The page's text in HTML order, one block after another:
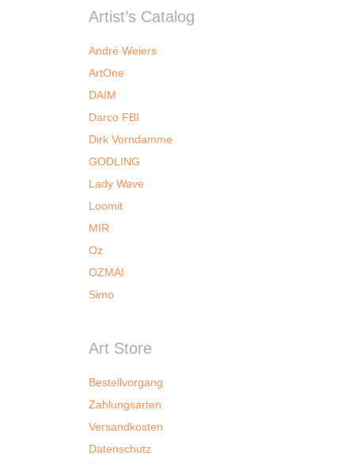
Artist’s Catalog
André Weiers
ArtOne
DAIM
Darco FBI
Dirk Vorndamme
GODLING
Lady Wave
Loomit
MIR
Oz
OZMAI
Simo
Art Store
Bestellvorgang
Zahlungsarten
Versandkosten
Datenschutz